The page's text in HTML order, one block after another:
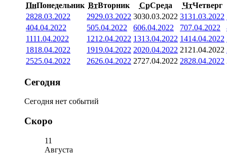
ПнПонедельник ВтВторник СрСреда ЧтЧетверг
2828.03.2022 2929.03.2022 3030.03.2022 3131.03.2022
404.04.2022 505.04.2022 606.04.2022 707.04.2022
1111.04.2022 1212.04.2022 1313.04.2022 1414.04.2022
1818.04.2022 1919.04.2022 2020.04.2022 21 21.04.2022
2525.04.2022 2626.04.2022 2727.04.2022 2828.04.2022
Сегодня
Сегодня нет событий
Скоро
11
Августа